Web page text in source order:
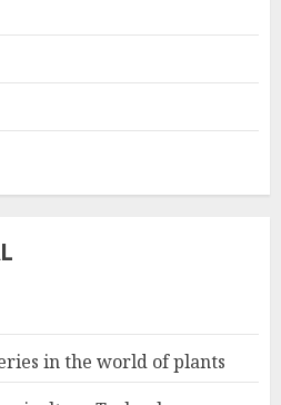
in the world of plants